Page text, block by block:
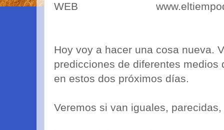
WEB
Hoy voy a hacer una cosa nueva.
predicciones de diferentes
en estos dos próximos días.
Veremos si van iguales,